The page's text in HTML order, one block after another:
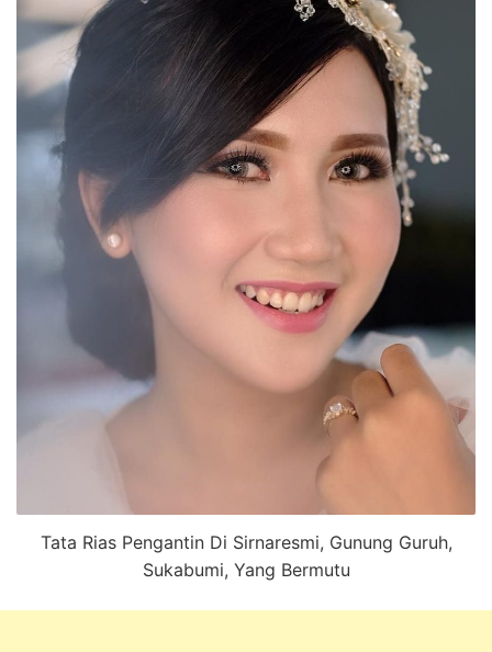
Tata Rias Pengantin Di Sirnaresmi, Gunung Guruh,
Sukabumi, Yang Bermutu